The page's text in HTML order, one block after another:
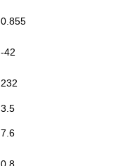
0.855
-42
232
3.5
7.6